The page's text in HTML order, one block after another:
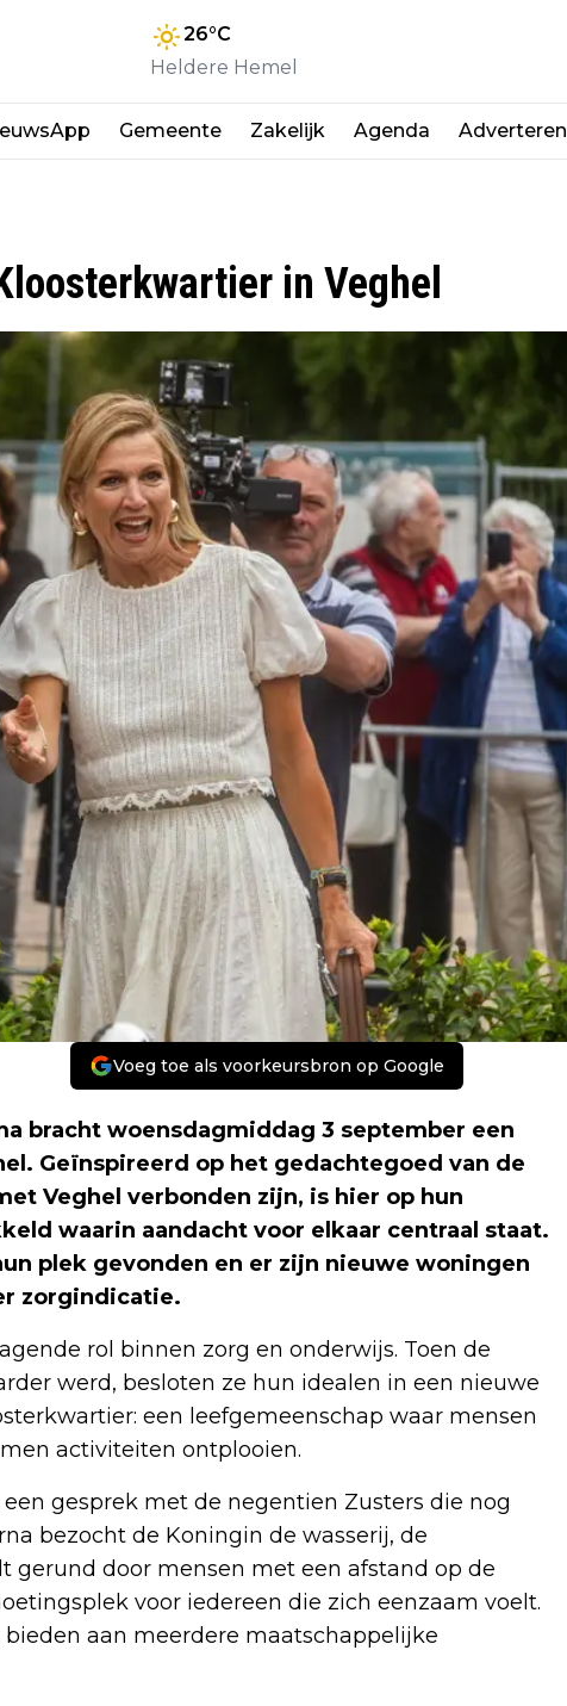
26°C
Heldere Hemel
Gemeente Zakelijk Agenda Adverteren
in Veghel
Voeg toe als voorkeursbron op Google
bracht woensdagmiddag 3 september een
Geïnspireerd op het gedachtegoed van de
Veghel verbonden zijn, is hier op hun
waarin aandacht voor elkaar centraal staat.
plek gevonden en er zijn nieuwe woningen
zorgindicatie.
rol binnen zorg en onderwijs. Toen de
werd, besloten ze hun idealen in een nieuwe
een leefgemeenschap waar mensen
activiteiten ontplooien.
gesprek met de negentien Zusters die nog
bezocht de Koningin de wasserij, de
gerund door mensen met een afstand op de
voor iedereen die zich eenzaam voelt.
aan meerdere maatschappelijke